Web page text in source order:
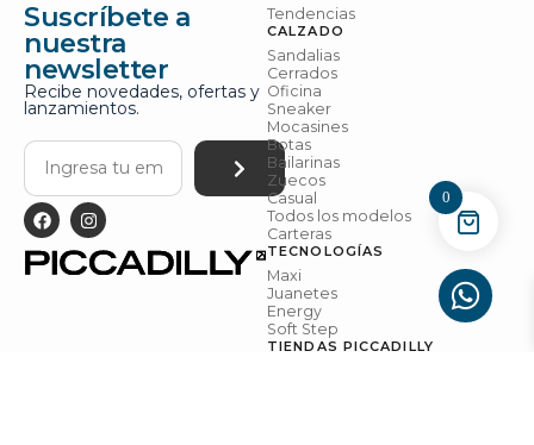
Suscríbete a
nuestra
newsletter
Recibe novedades, ofertas y
lanzamientos.
Tendencias
CALZADO
Sandalias
Cerrados
Oficina
Sneaker
Mocasines
Botas
Bailarinas
Zuecos
Casual
Todos los modelos
Carteras
TECNOLOGÍAS
Maxi
Juanetes
Energy
Soft Step
TIENDAS PICCADILLY
0